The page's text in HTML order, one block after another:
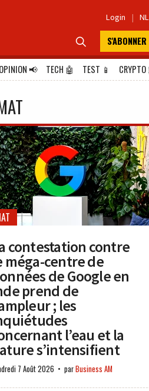
Login | NL
 S'ABONNER
OPINION📢 TECH 🤖 TEST 📱 CRYPTO
contestation contre
méga-centre de
de Google en
prend de
; les
l’eau et la
s’intensifient
7 Août 2026 parBusiness AM